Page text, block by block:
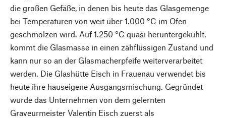
die großen Gefäße, in denen bis heute das Glasgemenge
bei Temperaturen von weit über 1.000 °C im Ofen
geschmolzen wird. Auf 1.250 °C quasi heruntergekühlt,
kommt die Glasmasse in einen zähflüssigen Zustand und
kann nur so an der Glasmacherpfeife weiterverarbeitet
werden. Die Glashütte Eisch in Frauenau verwendet bis
heute ihre hauseigene Ausgangsmischung. Gegründet
wurde das Unternehmen von dem gelernten
Graveurmeister Valentin Eisch zuerst als